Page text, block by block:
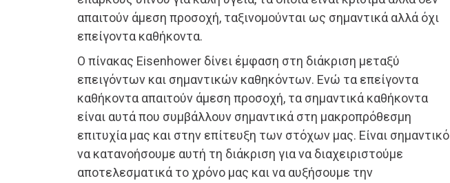
απαιτούν άμεση προσοχή, ταξινομούνται ως σημαντικά αλλά όχι
επείγοντα καθήκοντα.
Ο πίνακας Eisenhower δίνει έμφαση στη διάκριση μεταξύ
επειγόντων και σημαντικών καθηκόντων. Ενώ τα επείγοντα
καθήκοντα απαιτούν άμεση προσοχή, τα σημαντικά καθήκοντα
είναι αυτά που συμβάλλουν σημαντικά στη μακροπρόθεσμη
επιτυχία μας και στην επίτευξη των στόχων μας. Είναι σημαντικό
να κατανοήσουμε αυτή τη διάκριση για να διαχειριστούμε
αποτελεσματικά το χρόνο μας και να αυξήσουμε την